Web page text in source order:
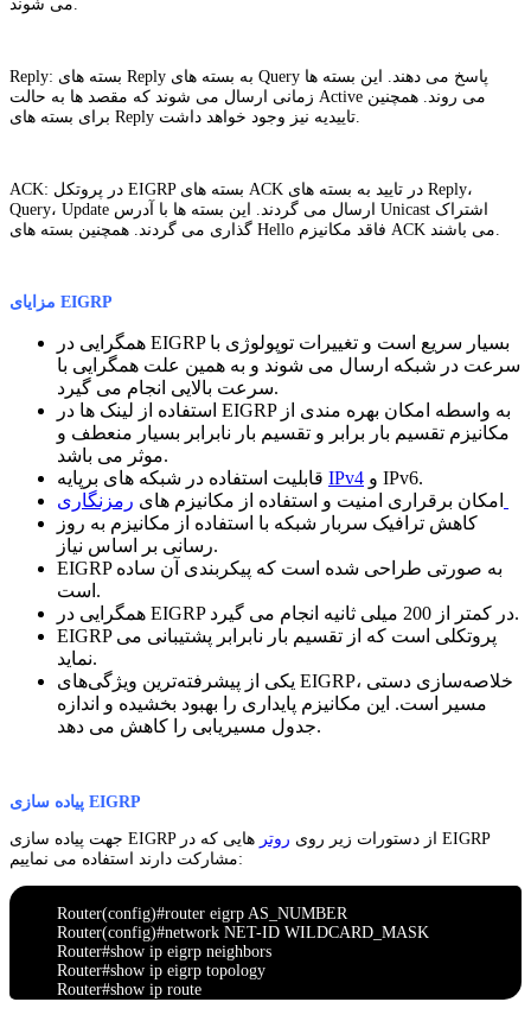
Reply: بسته های Reply به بسته های Query پاسخ می دهند. این بسته ها
زمانی ارسال می شوند که مقصد ها به حالت Active می روند. همچنین
ACK: در پروتکل EIGRP بسته های ACK در تایید به بسته های Reply،
Query، Update ارسال می گردند. این بسته ها با آدرس Unicast اشتراک
مزایای EIGRP
همگرایی در EIGRP بسیار سریع است و تغییرات توپولوژی با
سرعت در شبکه ارسال می شوند و به همین علت همگرایی با
سرعت بالایی انجام می گیرد.
استفاده از لینک ها در EIGRP به واسطه امکان بهره مندی از
مکانیزم تقسیم بار برابر و تقسیم بار نابرابر بسیار منعطف و
موثر می باشد.
IPv4
و IPv6.
امکان برقراری امنیت و استفاده از مکانیزم های
کاهش ترافیک سربار شبکه با استفاده از مکانیزم به روز
رسانی بر اساس نیاز.
EIGRP به صورتی طراحی شده است که پیکربندی آن ساده
است.
همگرایی در EIGRP در کمتر از 200 میلی ثانیه انجام می گیرد.
EIGRP پروتکلی است که از تقسیم بار نابرابر پشتیبانی می
نماید.
یکی از پیشرفته‌ترین ویژگی‌های EIGRP، خلاصه‌سازی دستی
مسیر است. این مکانیزم پایداری را بهبود بخشیده و اندازه
جدول مسیریابی را کاهش می دهد.
پیاده سازی EIGRP
جهت پیاده سازی EIGRP از دستورات زیر روی روتر هایی که در EIGRP
مشارکت دارند استفاده می نماییم:
Router(config)#router eigrp AS_NUMBER
Router(config)#network NET-ID WILDCARD_MASK
Router#show ip eigrp neighbors
Router#show ip eigrp topology
Router#show ip route